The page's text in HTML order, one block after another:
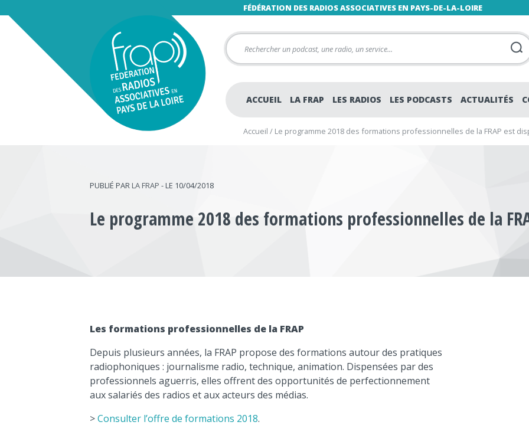
FÉDÉRATION DES RADIOS ASSOCIATIVES EN PAYS-DE-LA-LOIRE
ACCUEIL LA FRAP LES RADIOS LES PODCASTS ACTUALITÉS
Accueil / Le programme 2018 des formations professionnelles de la FRAP est
PUBLIÉ PAR LA FRAP - LE 10/04/2018
Le programme 2018 des formations professionnelles de la
Les formations professionnelles de la FRAP
Depuis plusieurs années, la FRAP propose des formations autour des pratiques
radiophoniques : journalisme radio, technique, animation. Dispensées par des
professionnels aguerris, elles offrent des opportunités de perfectionnement
aux salariés des radios et aux acteurs des médias.
>Consulter l’offre de formations 2018.